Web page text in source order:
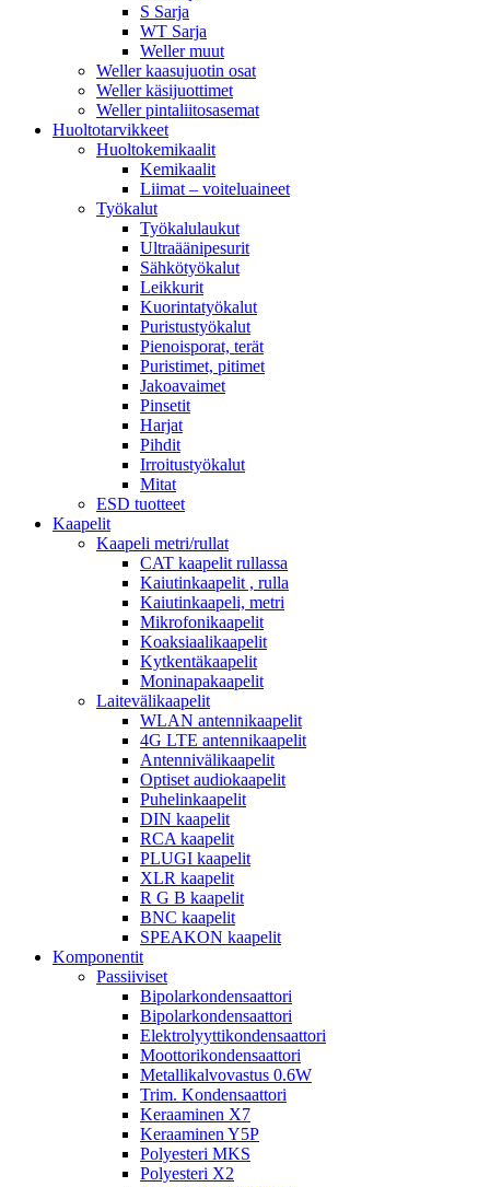
S Sarja
WT Sarja
Weller muut
Weller kaasujuotin osat
Weller käsijuottimet
Weller pintaliitosasemat
Huoltotarvikkeet
Huoltokemikaalit
Kemikaalit
Liimat – voiteluaineet
Työkalut
Työkalulaukut
Ultraäänipesurit
Sähkötyökalut
Leikkurit
Kuorintatyökalut
Puristustyökalut
Pienoisporat, terät
Puristimet, pitimet
Jakoavaimet
Pinsetit
Harjat
Pihdit
Irroitustyökalut
Mitat
ESD tuotteet
Kaapelit
Kaapeli metri/rullat
CAT kaapelit rullassa
Kaiutinkaapelit , rulla
Kaiutinkaapeli, metri
Mikrofonikaapelit
Koaksiaalikaapelit
Kytkentäkaapelit
Moninapakaapelit
Laitevälikaapelit
WLAN antennikaapelit
4G LTE antennikaapelit
Antennivälikaapelit
Optiset audiokaapelit
Puhelinkaapelit
DIN kaapelit
RCA kaapelit
PLUGI kaapelit
XLR kaapelit
R G B kaapelit
BNC kaapelit
SPEAKON kaapelit
Komponentit
Passiiviset
Bipolarkondensaattori
Bipolarkondensaattori
Elektrolyyttikondensaattori
Moottorikondensaattori
Metallikalvovastus 0.6W
Trim. Kondensaattori
Keraaminen X7
Keraaminen Y5P
Polyesteri MKS
Polyesteri X2